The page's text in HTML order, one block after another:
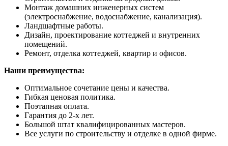
Монтаж домашних инженерных систем
(электроснабжение, водоснабжение, канализация).
Ландшафтные работы.
Дизайн, проектирование коттеджей и внутренних
помещений.
Ремонт, отделка коттеджей, квартир и офисов.
Наши преимущества:
Оптимальное сочетание цены и качества.
Гибкая ценовая политика.
Поэтапная оплата.
Гарантия до 2-х лет.
Большой штат квалифицированных мастеров.
Все услуги по строительству и отделке в одной фирме.